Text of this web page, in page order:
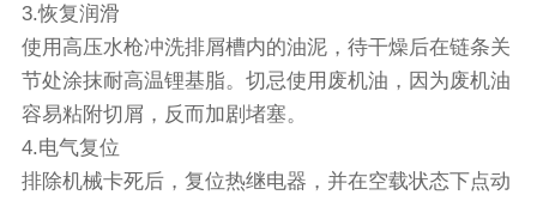
3.恢复润滑
使用高压水枪冲洗排屑槽内的油泥，待干燥后在链条关
节处涂抹耐高温锂基脂。切忌使用废机油，因为废机油
容易粘附切屑，反而加剧堵塞。
4.电气复位
排除机械卡死后，复位热继电器，并在空载状态下点动